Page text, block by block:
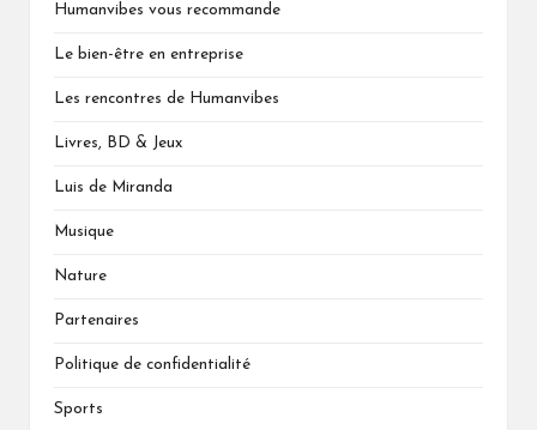
Humanvibes vous recommande
Le bien-être en entreprise
Les rencontres de Humanvibes
Livres, BD & Jeux
Luis de Miranda
Musique
Nature
Partenaires
Politique de confidentialité
Sports